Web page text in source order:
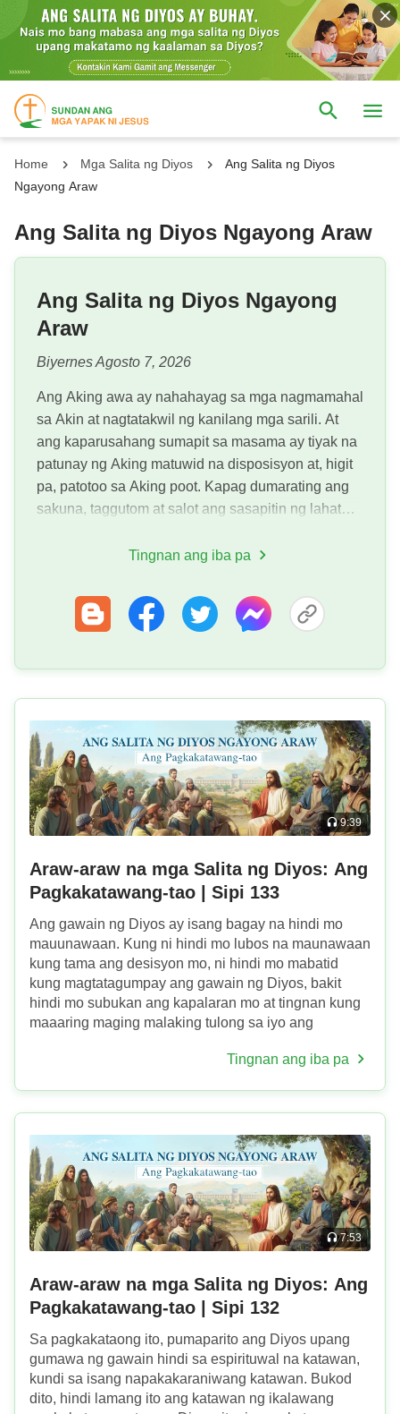
Home Mga Salita ng Diyos
Ang Salita ng Diyos
Ngayong Araw
Ang Salita ng Diyos Ngayong Araw
Ang Salita ng Diyos Ngayong
Araw
Biyernes Agosto 7, 2026
Ang Aking awa ay nahahayag sa mga nagmamahal
sa Akin at nagtatakwil ng kanilang mga sarili. At
ang kaparusahang sumapit sa masama ay tiyak na
patunay ng Aking matuwid na disposisyon at, higit
pa, patotoo sa Aking poot. Kapag dumarating ang
sakuna, taggutom at salot ang sasapitin ng lahat
Tingnan ang iba pa
9:39
Araw-araw na mga Salita ng Diyos: Ang
Pagkakatawang-tao | Sipi 133
Ang gawain ng Diyos ay isang bagay na hindi mo
mauunawaan. Kung ni hindi mo lubos na maunawaan
kung tama ang desisyon mo, ni hindi mo mabatid
kung magtatagumpay ang gawain ng Diyos, bakit
hindi mo subukan ang kapalaran mo at tingnan kung
maaaring maging malaking tulong sa iyo ang
Tingnan ang iba pa
7:53
Araw-araw na mga Salita ng Diyos: Ang
Pagkakatawang-tao | Sipi 132
Sa pagkakataong ito, pumaparito ang Diyos upang
gumawa ng gawain hindi sa espirituwal na katawan,
kundi sa isang napakakaraniwang katawan. Bukod
dito, hindi lamang ito ang katawan ng ikalawang